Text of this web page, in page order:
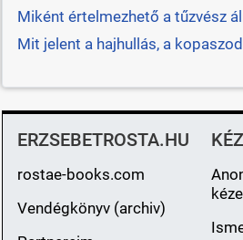
Miként értelmezhető a tűzvész
Mit jelent a hajhullás, a
ERZSEBETROSTA.HU
rostae-books.com
Vendégkönyv (archiv)